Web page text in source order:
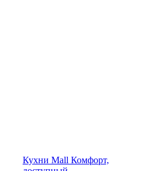
Кухни Mall Комфорт,